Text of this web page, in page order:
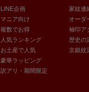
LINE企画
マニア向け
複数でお得
人気ランキング
お土産で人気
豪華ラッピング
訳アリ・期間限定
家紋連
オーダ
袖印ア
歴史の
京銀紋